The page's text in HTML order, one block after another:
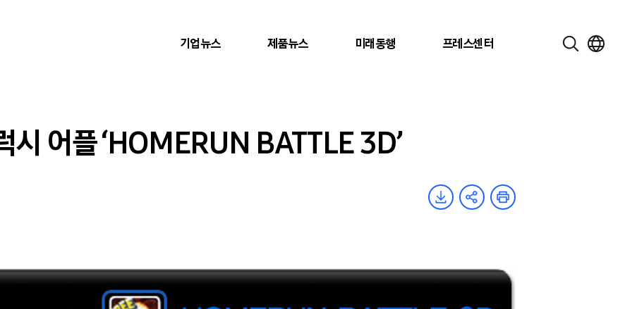
기업뉴스 제품뉴스 미래동행 프레스센터
시 어플 ‘HOMERUN BATTLE 3D’